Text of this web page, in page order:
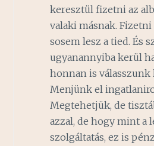
keresztül fizetni az
valaki másnak.
sosem lesz a tied. És
ugyanannyiba kerül
honnan is válasszunk
Menjünk el
Megtehetjük, de
azzal, de hogy mint a
szolgáltatás, ez is